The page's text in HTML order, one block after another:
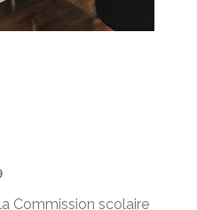
Commission scolaire